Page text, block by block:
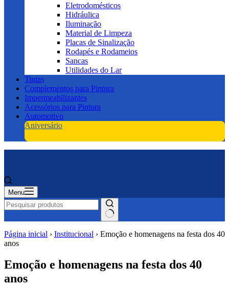
Eletrodomésticos
Hidráulica
Iluminação
Material de Limpeza
Placas de Sinalização
Rodapés e Rodameios
Sancas
Utilidades do Lar
Tintas
Complementos para Pintura
Impermeabilizantes
Acessórios para Pintura
Automotivo
Aniversário
Menu
Página inicial › Institucional › Emoção e homenagens na festa dos 40
anos
Emoção e homenagens na festa dos 40
anos